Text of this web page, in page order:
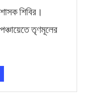
শিবির।
তৃণমূলের